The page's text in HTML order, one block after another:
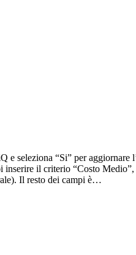
seleziona “Si” per aggiornare
il criterio “Costo
Il resto dei campi è…